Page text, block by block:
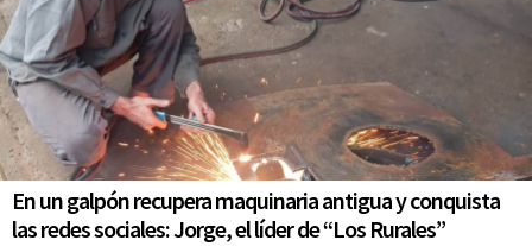
En un galpón recupera maquinaria antigua y conquista
las redes sociales: Jorge, el líder de “Los Rurales”